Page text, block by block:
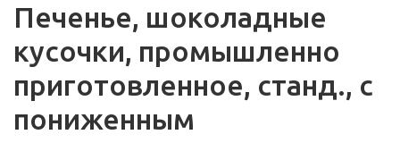
Печенье, шоколадные
кусочки, промышленно
приготовленное, станд., с
пониженным